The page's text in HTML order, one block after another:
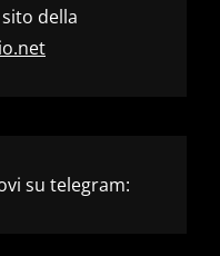
della
su telegram: